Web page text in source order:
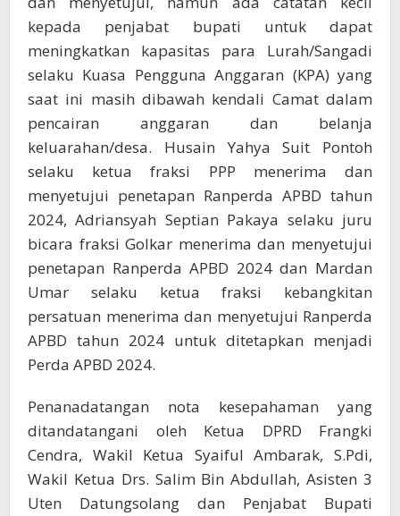
kepada penjabat bupati untuk dapat
meningkatkan kapasitas para Lurah/Sangadi
selaku Kuasa Pengguna Anggaran (KPA) yang
saat ini masih dibawah kendali Camat dalam
pencairan anggaran dan belanja
keluarahan/desa. Husain Yahya Suit Pontoh
selaku ketua fraksi PPP menerima dan
menyetujui penetapan Ranperda APBD tahun
2024, Adriansyah Septian Pakaya selaku juru
bicara fraksi Golkar menerima dan menyetujui
penetapan Ranperda APBD 2024 dan Mardan
Umar selaku ketua fraksi kebangkitan
persatuan menerima dan menyetujui Ranperda
APBD tahun 2024 untuk ditetapkan menjadi
Perda APBD 2024.
Penanadatangan nota kesepahaman yang
ditandatangani oleh Ketua DPRD Frangki
Cendra, Wakil Ketua Syaiful Ambarak, S.Pdi,
Wakil Ketua Drs. Salim Bin Abdullah, Asisten 3
Uten Datungsolang dan Penjabat Bupati